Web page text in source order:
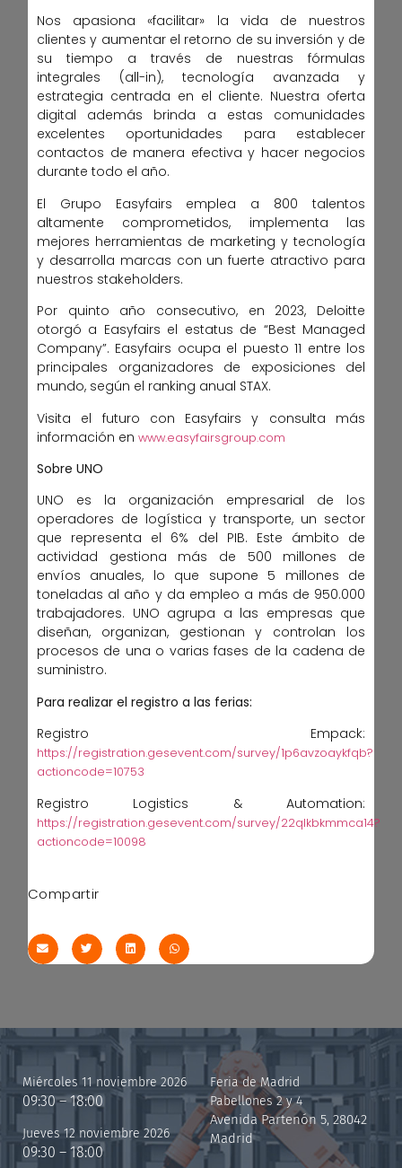
Nos apasiona «facilitar» la vida de nuestros
clientes y aumentar el retorno de su inversión y de
su tiempo a través de nuestras fórmulas
integrales (all-in), tecnología avanzada y
estrategia centrada en el cliente. Nuestra oferta
digital además brinda a estas comunidades
excelentes oportunidades para establecer
contactos de manera efectiva y hacer negocios
durante todo el año.
El Grupo Easyfairs emplea a 800 talentos
altamente comprometidos, implementa las
mejores herramientas de marketing y tecnología
y desarrolla marcas con un fuerte atractivo para
nuestros stakeholders.
Por quinto año consecutivo, en 2023, Deloitte
otorgó a Easyfairs el estatus de “Best Managed
Company”. Easyfairs ocupa el puesto 11 entre los
principales organizadores de exposiciones del
mundo, según el ranking anual STAX.
Visita el futuro con Easyfairs y consulta más
información en www.easyfairsgroup.com
Sobre UNO
UNO es la organización empresarial de los
operadores de logística y transporte, un sector
que representa el 6% del PIB. Este ámbito de
actividad gestiona más de 500 millones de
envíos anuales, lo que supone 5 millones de
toneladas al año y da empleo a más de 950.000
trabajadores. UNO agrupa a las empresas que
diseñan, organizan, gestionan y controlan los
procesos de una o varias fases de la cadena de
suministro.
Para realizar el registro a las ferias:
Registro Empack:
https://registration.gesevent.com/survey/1p6avzoaykfqb?
actioncode=10753
Registro Logistics & Automation:
https://registration.gesevent.com/survey/22qlkbkmmca14?
actioncode=10098
Compartir
Miércoles 11 noviembre 2026
09:30 – 18:00
Jueves 12 noviembre 2026
09:30 – 18:00
Feria de Madrid
Pabellones 2 y 4
Avenida Partenón 5, 28042
Madrid